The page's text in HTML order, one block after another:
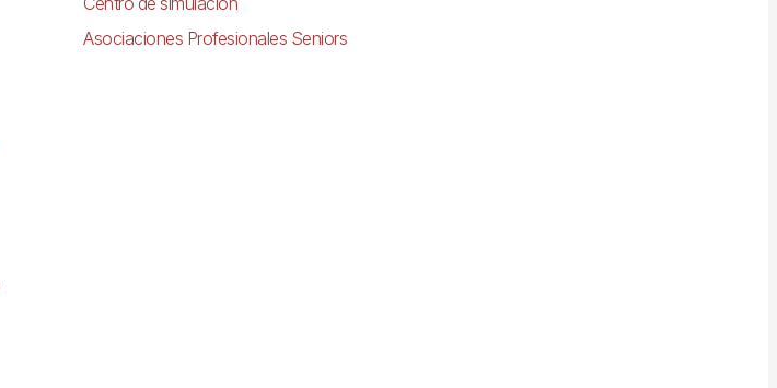
Asociaciones Profesionales Seniors